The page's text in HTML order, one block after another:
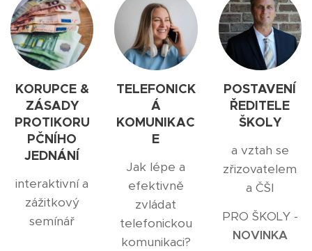
KORUPCE &
ZÁSADY
PROTIKORU
PČNÍHO
JEDNÁNÍ
interaktivní a
zážitkový
semínář
TELEFONICK
Á
KOMUNIKAC
E
Jak lépe a
efektivně
zvládat
telefonickou
komunikaci?
POSTAVENÍ
ŘEDITELE
ŠKOLY
a vztah se
zřizovatelem
a ČŠI
PRO ŠKOLY -
NOVINKA